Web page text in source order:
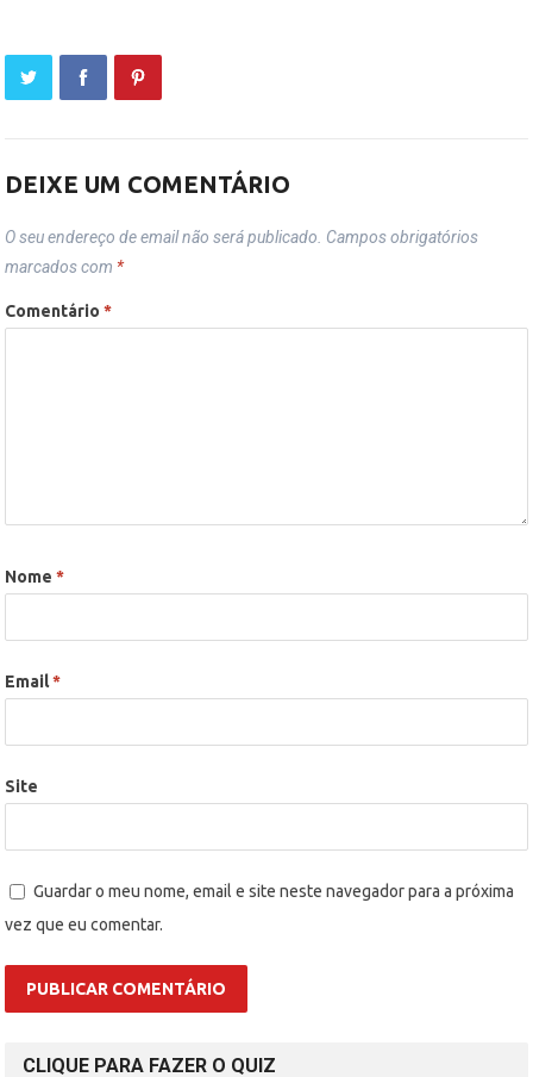
DEIXE UM COMENTÁRIO
O seu endereço de email não será publicado. Campos obrigatórios
marcados com *
Comentário*
Nome*
Email*
Site
Guardar o meu nome, email e site neste navegador para a próxima
vez que eu comentar.
CLIQUE PARA FAZER O QUIZ